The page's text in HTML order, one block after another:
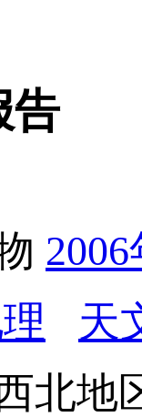
告
天
北地